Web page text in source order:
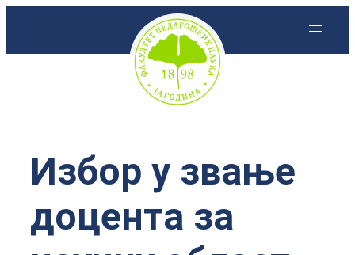
Избор у звање
доцента за